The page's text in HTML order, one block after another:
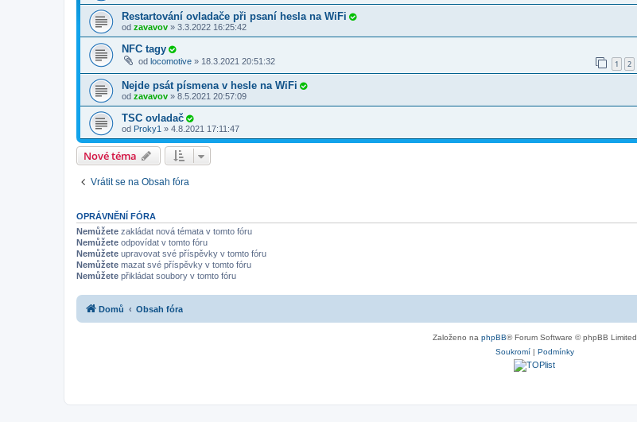
Restartování ovladače při psaní hesla na WiFi
od zavavov » 3.3.2022 16:25:42
NFC tagy
od locomotive » 18.3.2021 20:51:32 1 2
Nejde psát písmena v hesle na WiFi
od zavavov » 8.5.2021 20:57:09
TSC ovladač
od Proky1 » 4.8.2021 17:11:47
Nové téma
Vrátit se na Obsah fóra
OPRÁVNĚNÍ FÓRA
Nemůžete zakládat nová témata v tomto fóru
Nemůžete odpovídat v tomto fóru
Nemůžete upravovat své příspěvky v tomto fóru
Nemůžete mazat své příspěvky v tomto fóru
Nemůžete přikládat soubory v tomto fóru
Domů Obsah fóra
Založeno na phpBB® Forum Software © phpBB Limited
Soukromí| Podmínky